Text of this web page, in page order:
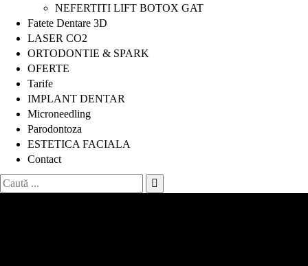
NEFERTITI LIFT BOTOX GAT
Fatete Dentare 3D
LASER CO2
ORTODONTIE & SPARK
OFERTE
Tarife
IMPLANT DENTAR
Microneedling
Parodontoza
ESTETICA FACIALA
Contact
Search
for: